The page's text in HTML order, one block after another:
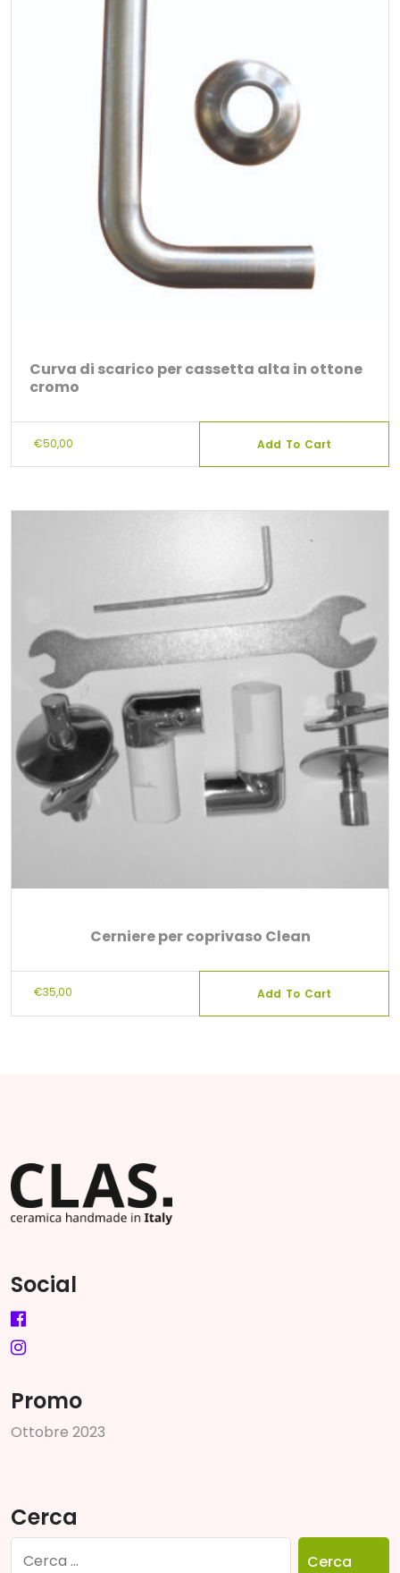
Curva di scarico per cassetta alta in ottone
cromo
€50,00 Add To Cart
Cerniere per coprivaso Clean
€35,00 Add To Cart
Social
Promo
Ottobre 2023
Cerca